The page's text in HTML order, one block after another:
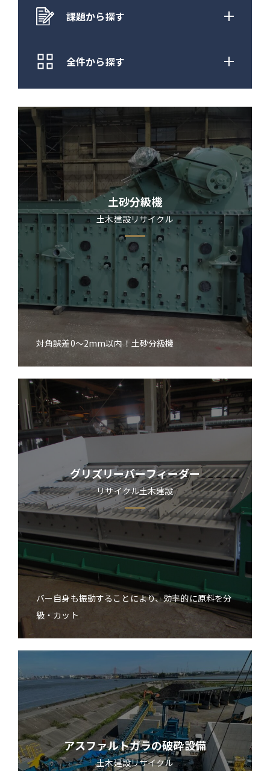
課題から探す
全件から探す
土砂分級機
土木建設リサイクル
対角誤差0～2mm以内！土砂分級機
グリズリーバーフィーダー
リサイクル土木建設
バー自身も振動することにより、効率的に原料を分
級・カット
アスファルトガラの破砕設備
土木建設リサイクル